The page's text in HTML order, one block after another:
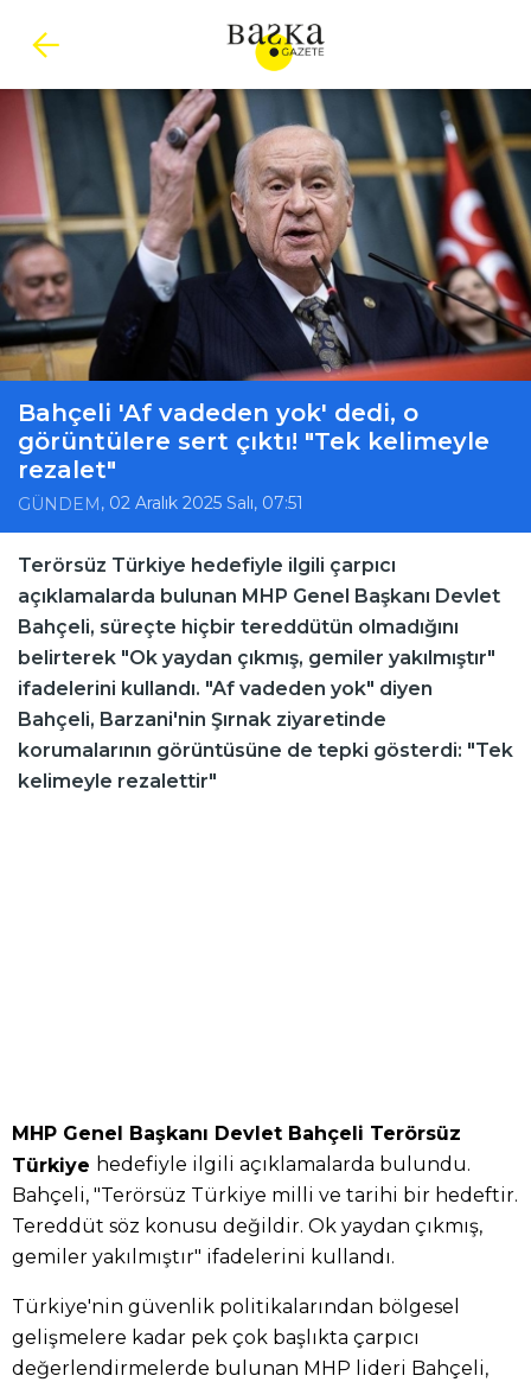
Bahçeli 'Af vadeden yok' dedi, o
görüntülere sert çıktı! "Tek kelimeyle
rezalet"
GÜNDEM, 02 Aralık 2025 Salı, 07:51
Terörsüz Türkiye hedefiyle ilgili çarpıcı
açıklamalarda bulunan MHP Genel Başkanı Devlet
Bahçeli, süreçte hiçbir tereddütün olmadığını
belirterek "Ok yaydan çıkmış, gemiler yakılmıştır"
ifadelerini kullandı. "Af vadeden yok" diyen
Bahçeli, Barzani'nin Şırnak ziyaretinde
korumalarının görüntüsüne de tepki gösterdi: "Tek
kelimeyle rezalettir"
MHP Genel Başkanı Devlet Bahçeli Terörsüz
Türkiye hedefiyle ilgili açıklamalarda bulundu.
Bahçeli, "Terörsüz Türkiye milli ve tarihi bir hedeftir.
Tereddüt söz konusu değildir. Ok yaydan çıkmış,
gemiler yakılmıştır" ifadelerini kullandı.
Türkiye'nin güvenlik politikalarından bölgesel
gelişmelere kadar pek çok başlıkta çarpıcı
değerlendirmelerde bulunan MHP lideri Bahçeli,